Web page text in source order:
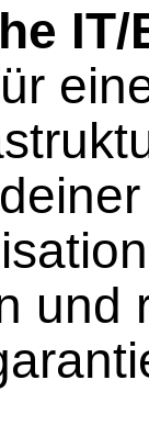
IT/
und